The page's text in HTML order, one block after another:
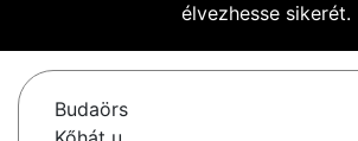
élvezhesse sikerét.
Budaörs